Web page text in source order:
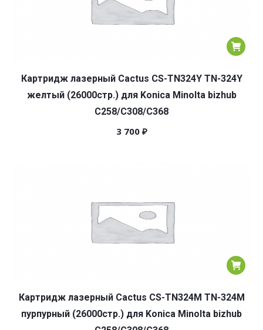
Картридж лазерный Cactus CS-TN324Y TN-324Y
желтый (26000стр.) для Konica Minolta bizhub
C258/C308/C368
3 700 ₽
Картридж лазерный Cactus CS-TN324M TN-324M
пурпурный (26000стр.) для Konica Minolta bizhub